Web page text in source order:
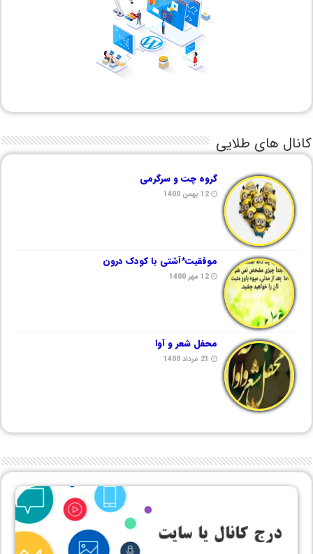
کانال های طلایی
گروه چت و سرگرمی
12 بهمن 1400
موفقیت*آشتی با کودک درون
12 مهر 1400
محفل شعر و آوا
21 مرداد 1400